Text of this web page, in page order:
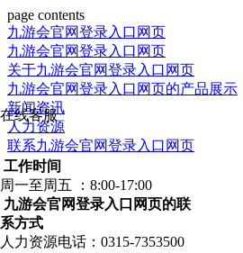
page contents
九游会官网登录入口网页
九游会官网登录入口网页
关于九游会官网登录入口网页
九游会官网登录入口网页的产品展示
新闻资讯
人力资源
联系九游会官网登录入口网页
在线客服
工作时间
周一至周五 ：8:00-17:00
九游会官网登录入口网页的联
系方式
人力资源电话：0315-7353500